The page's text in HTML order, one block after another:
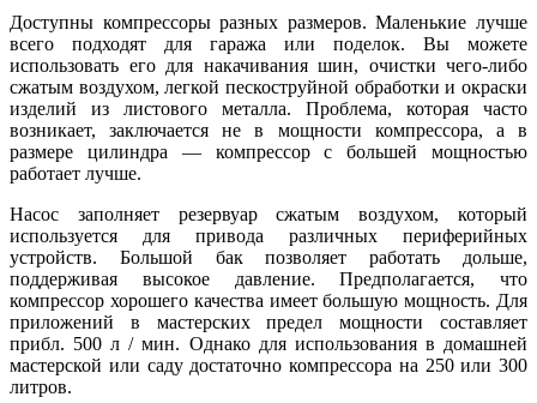
Доступны компрессоры разных размеров. Маленькие лучше
всего подходят для гаража или поделок. Вы можете
использовать его для накачивания шин, очистки чего-либо
сжатым воздухом, легкой пескоструйной обработки и окраски
изделий из листового металла. Проблема, которая часто
возникает, заключается не в мощности компрессора, а в
размере цилиндра — компрессор с большей мощностью
работает лучше.
Насос заполняет резервуар сжатым воздухом, который
используется для привода различных периферийных
устройств. Большой бак позволяет работать дольше,
поддерживая высокое давление. Предполагается, что
компрессор хорошего качества имеет большую мощность. Для
приложений в мастерских предел мощности составляет
прибл. 500 л / мин. Однако для использования в домашней
мастерской или саду достаточно компрессора на 250 или 300
литров.